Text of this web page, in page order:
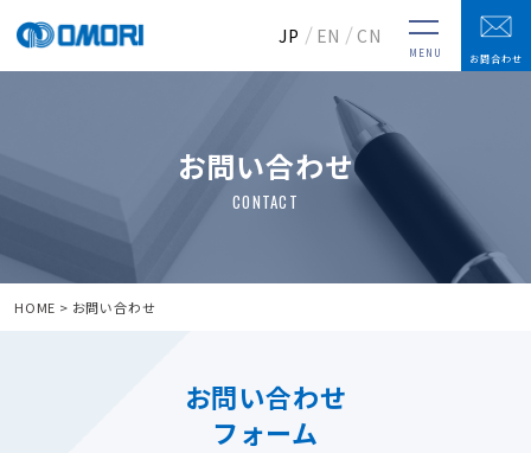
MENU
JP EN CN
お問合わせ
お問い合わせ
HOME お問い合わせ
お問い合わせ
フォーム